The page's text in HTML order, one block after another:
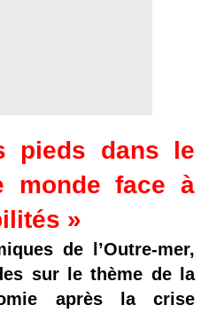
pieds dans le
monde face à
»
de l’Outre-mer,
sur le thème de la
après la crise